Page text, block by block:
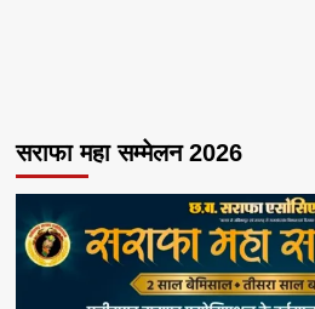
सराफा महा सम्मेलन 2026